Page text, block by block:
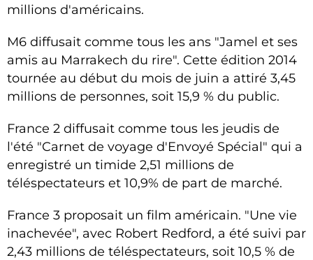
millions d'américains.
M6 diffusait comme tous les ans "Jamel et ses
amis au Marrakech du rire". Cette édition 2014
tournée au début du mois de juin a attiré 3,45
millions de personnes, soit 15,9 % du public.
France 2 diffusait comme tous les jeudis de
l'été "Carnet de voyage d'Envoyé Spécial" qui a
enregistré un timide 2,51 millions de
téléspectateurs et 10,9% de part de marché.
France 3 proposait un film américain. "Une vie
inachevée", avec Robert Redford, a été suivi par
2,43 millions de téléspectateurs, soit 10,5 % de